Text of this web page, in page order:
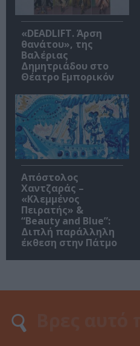
«DEADLIFT. Άρση
θανάτου», της
Βαλέριας
Δημητριάδου στο
Θέατρο Εμπορικόν
Απόστολος
Χαντζαράς –
«Κλεμμένος
Πειρατής» &
“Beauty and Blue”:
Διπλή παράλληλη
έκθεση στην Πάτμο